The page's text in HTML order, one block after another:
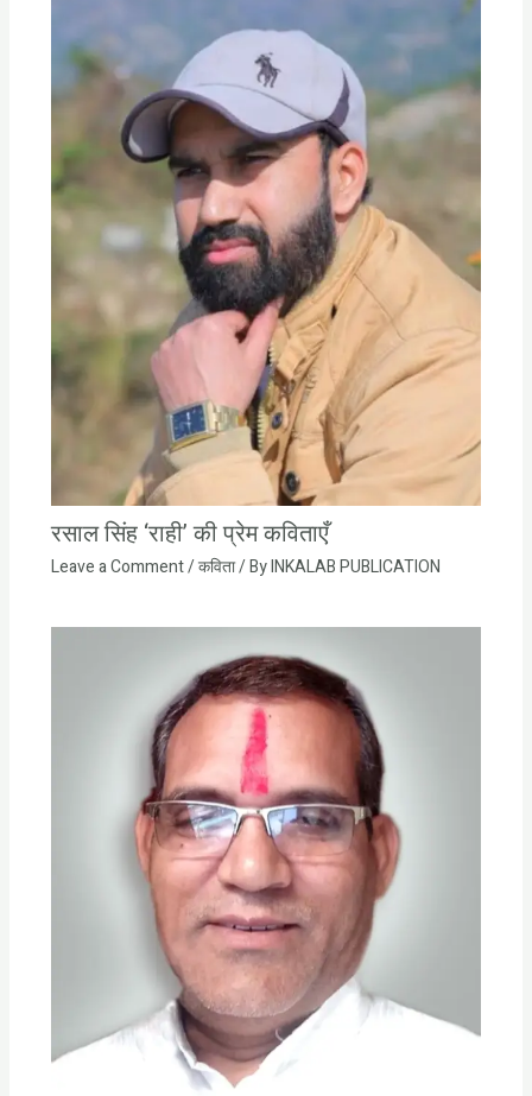
रसाल सिंह ‘राही’ की प्रेम कविताएँ
Leave a Comment/कविता/ ByINKALAB PUBLICATION